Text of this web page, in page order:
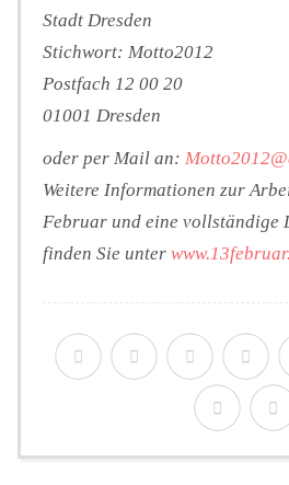
Stadt Dresden
Stichwort: Motto2012
Postfach 12 00 20
01001 Dresden
oder per Mail an:
Weitere Informationen zur
Februar und eine vollständige
finden Sie unter